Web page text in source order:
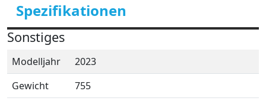
Spezifikationen
Sonstiges
Modelljahr
2023
Gewicht
755